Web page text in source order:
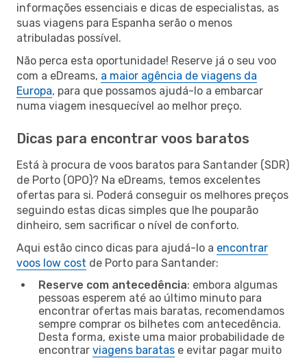
informações essenciais e dicas de especialistas, as
suas viagens para Espanha serão o menos
atribuladas possível.
Não perca esta oportunidade! Reserve já o seu voo
com a eDreams, a maior agência de viagens da
Europa, para que possamos ajudá-lo a embarcar
numa viagem inesquecível ao melhor preço.
Dicas para encontrar voos baratos
Está à procura de voos baratos para Santander (SDR)
de Porto (OPO)? Na eDreams, temos excelentes
ofertas para si. Poderá conseguir os melhores preços
seguindo estas dicas simples que lhe pouparão
dinheiro, sem sacrificar o nível de conforto.
Aqui estão cinco dicas para ajudá-lo a encontrar
voos low cost de Porto para Santander:
Reserve com antecedência: embora algumas
pessoas esperem até ao último minuto para
encontrar ofertas mais baratas, recomendamos
sempre comprar os bilhetes com antecedência.
Desta forma, existe uma maior probabilidade de
encontrar viagens baratas e evitar pagar muito